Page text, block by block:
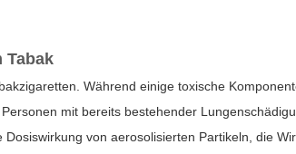
Tabak
Während einige toxische
mit bereits bestehender
Dosiswirkung von aerosolisierten Partikeln, die